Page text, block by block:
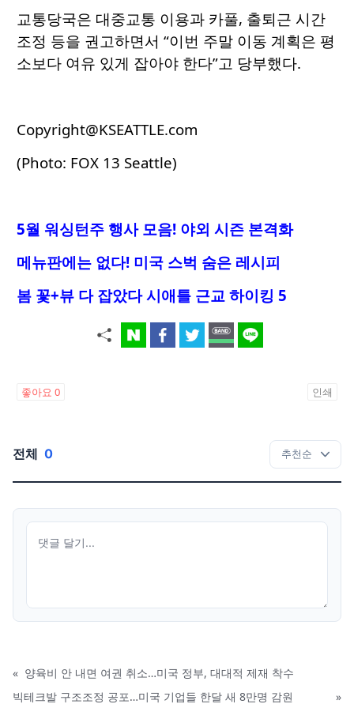
교통당국은 대중교통 이용과 카풀, 출퇴근 시간
조정 등을 권고하면서 “이번 주말 이동 계획은 평
소보다 여유 있게 잡아야 한다”고 당부했다.
Copyright@KSEATTLE.com
(Photo: FOX 13 Seattle)
5월 워싱턴주 행사 모음! 야외 시즌 본격화
메뉴판에는 없다! 미국 스벅 숨은 레시피
봄 꽃+뷰 다 잡았다 시애틀 근교 하이킹 5
좋아요 0 인쇄
전체 0
« 양육비 안 내면 여권 취소…미국 정부, 대대적 제재 착수
빅테크발 구조조정 공포…미국 기업들 한달 새 8만명 감원
»